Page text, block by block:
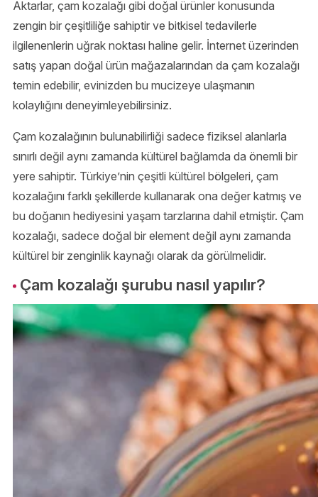
Aktarlar, çam kozalağı gibi doğal ürünler konusunda
zengin bir çeşitliliğe sahiptir ve bitkisel tedavilerle
ilgilenenlerin uğrak noktası haline gelir. İnternet üzerinden
satış yapan doğal ürün mağazalarından da çam kozalağı
temin edebilir, evinizden bu mucizeye ulaşmanın
kolaylığını deneyimleyebilirsiniz.
Çam kozalağının bulunabilirliği sadece fiziksel alanlarla
sınırlı değil aynı zamanda kültürel bağlamda da önemli bir
yere sahiptir. Türkiye’nin çeşitli kültürel bölgeleri, çam
kozalağını farklı şekillerde kullanarak ona değer katmış ve
bu doğanın hediyesini yaşam tarzlarına dahil etmiştir. Çam
kozalağı, sadece doğal bir element değil aynı zamanda
kültürel bir zenginlik kaynağı olarak da görülmelidir.
Çam kozalağı şurubu nasıl yapılır?